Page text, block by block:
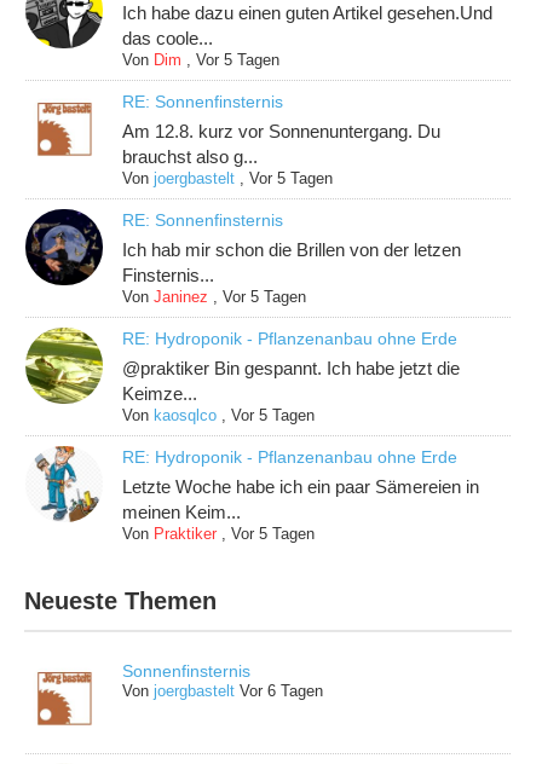
Ich habe dazu einen guten Artikel gesehen.Und
das coole...
Von Dim ,Vor 5 Tagen
RE: Sonnenfinsternis
Am 12.8. kurz vor Sonnenuntergang. Du
brauchst also g...
Vonjoergbastelt ,Vor 5 Tagen
RE: Sonnenfinsternis
Ich hab mir schon die Brillen von der letzen
Finsternis...
VonJaninez ,Vor 5 Tagen
RE: Hydroponik - Pflanzenanbau ohne Erde
@praktiker Bin gespannt. Ich habe jetzt die
Keimze...
Vonkaosqlco ,Vor 5 Tagen
RE: Hydroponik - Pflanzenanbau ohne Erde
Letzte Woche habe ich ein paar Sämereien in
meinen Keim...
Von Praktiker ,Vor 5 Tagen
Neueste Themen
Sonnenfinsternis
Vonjoergbastelt Vor 6 Tagen